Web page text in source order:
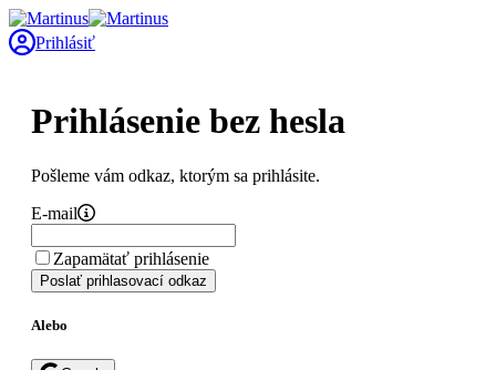
Prihlásiť
Prihlásenie bez hesla
Pošleme vám odkaz, ktorým sa prihlásite.
E-mail
Zapamätať prihlásenie
Poslať prihlasovací odkaz
Alebo